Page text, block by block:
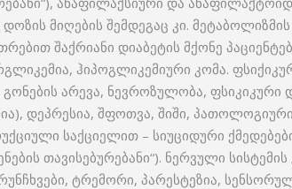
მიღების შემდეგაც კი. მეტაბოლიზმის
შაქრიანი დიაბეტის მქონე
ჰიპოგლიკემიური კომა.
არევა, ნევროზულობა, ფსიკიკური
დეპრესია, შფოთვა, შიში,
საქციელით – სიუციდური
თავისებურებანი“). ნერვული
ტრემორი, პარესტეზია,